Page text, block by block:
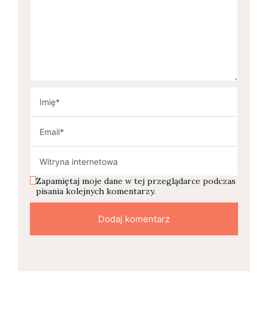
Zapamiętaj moje dane w tej przeglądarce podczas
pisania kolejnych komentarzy.